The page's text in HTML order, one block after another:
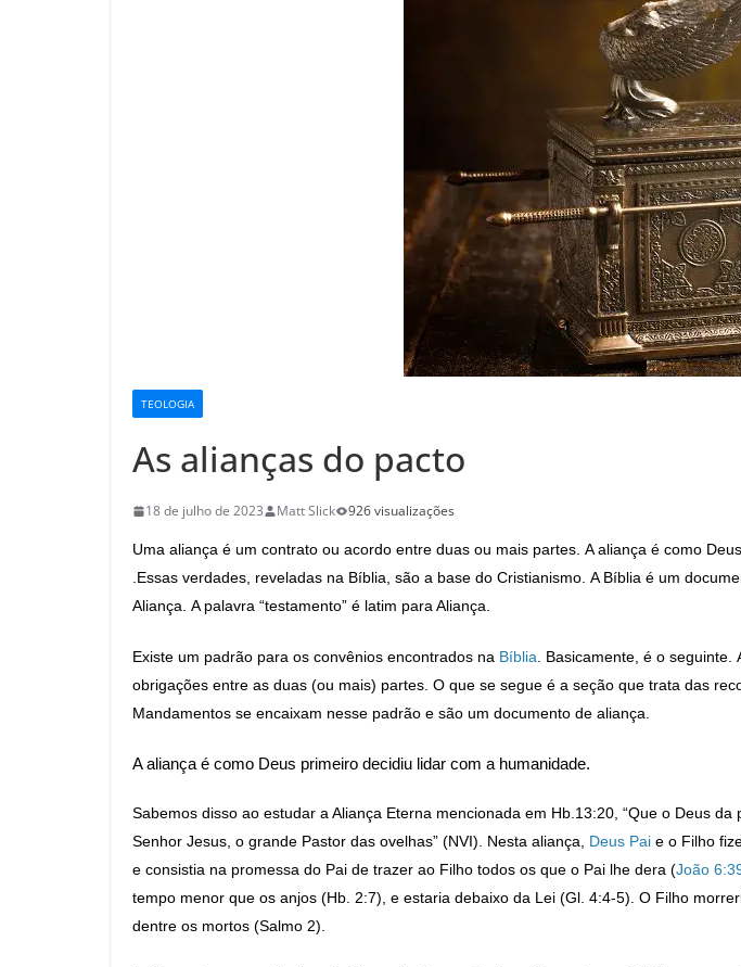
TEOLOGIA
As alianças do pacto
18 de julho de 2023 Matt Slick 926 visualizações
Uma aliança é um contrato ou acordo entre duas ou mais partes. A aliança é como
.Essas verdades, reveladas na Bíblia, são a base do Cristianismo. A Bíblia é um
Aliança. A palavra “testamento” é latim para Aliança.
Existe um padrão para os convênios encontrados na Bíblia . Basicamente, é o
obrigações entre as duas (ou mais) partes. O que se segue é a seção que trata das
Mandamentos se encaixam nesse padrão e são um documento de aliança.
A aliança é como Deus primeiro decidiu lidar com a humanidade.
Sabemos disso ao estudar a Aliança Eterna mencionada em Hb.13:20, “Que o Deus
Senhor Jesus, o grande Pastor das ovelhas” (NVI). Nesta aliança, Deus Pai e o Filho
e consistia na promessa do Pai de trazer ao Filho todos os que o Pai lhe dera (João
tempo menor que os anjos (Hb. 2:7), e estaria debaixo da Lei (Gl. 4:4-5). O Filho
dentre os mortos (Salmo 2).